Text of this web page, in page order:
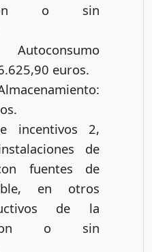
o sin
euros.
incentivos 2,
de
fuentes de
en otros
de la
con o sin